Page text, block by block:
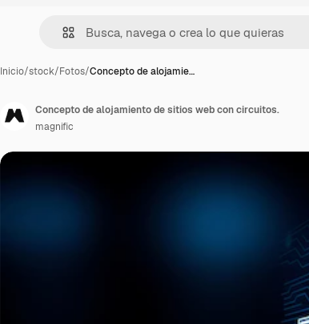
Inicio/stock/Fotos/Concepto de alojamie…
Concepto de alojamiento de sitios web con circuitos.
magnific